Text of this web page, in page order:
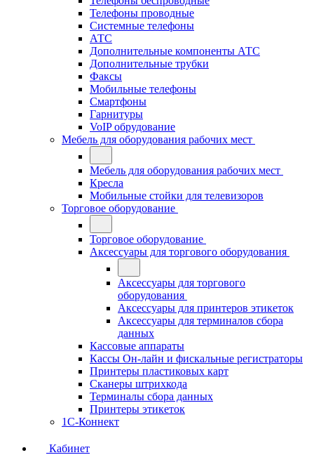
Телефоны проводные
Системные телефоны
АТС
Дополнительные компоненты АТС
Дополнительные трубки
Факсы
Мобильные телефоны
Смартфоны
Гарнитуры
VoIP обрудование
Мебель для оборудования рабочих мест
Мебель для оборудования рабочих мест
Кресла
Мобильные стойки для телевизоров
Торговое оборудование
Торговое оборудование
Аксессуары для торгового оборудования
Аксессуары для торгового
оборудования
Аксессуары для принтеров этикеток
Аксессуары для терминалов сбора
данных
Кассовые аппараты
Кассы Он-лайн и фискальные регистраторы
Принтеры пластиковых карт
Сканеры штрихкода
Терминалы сбора данных
Принтеры этикеток
1С-Коннект
Кабинет